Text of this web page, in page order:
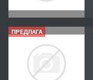
ПРЕДЛАГА